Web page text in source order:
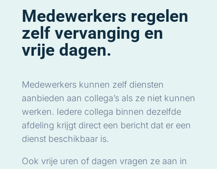
Medewerkers regelen
zelf vervanging en
vrije dagen.
Medewerkers kunnen zelf diensten
aanbieden aan collega’s als ze niet kunnen
werken. Iedere collega binnen dezelfde
afdeling krijgt direct een bericht dat er een
dienst beschikbaar is.
Ook vrije uren of dagen vragen ze aan in